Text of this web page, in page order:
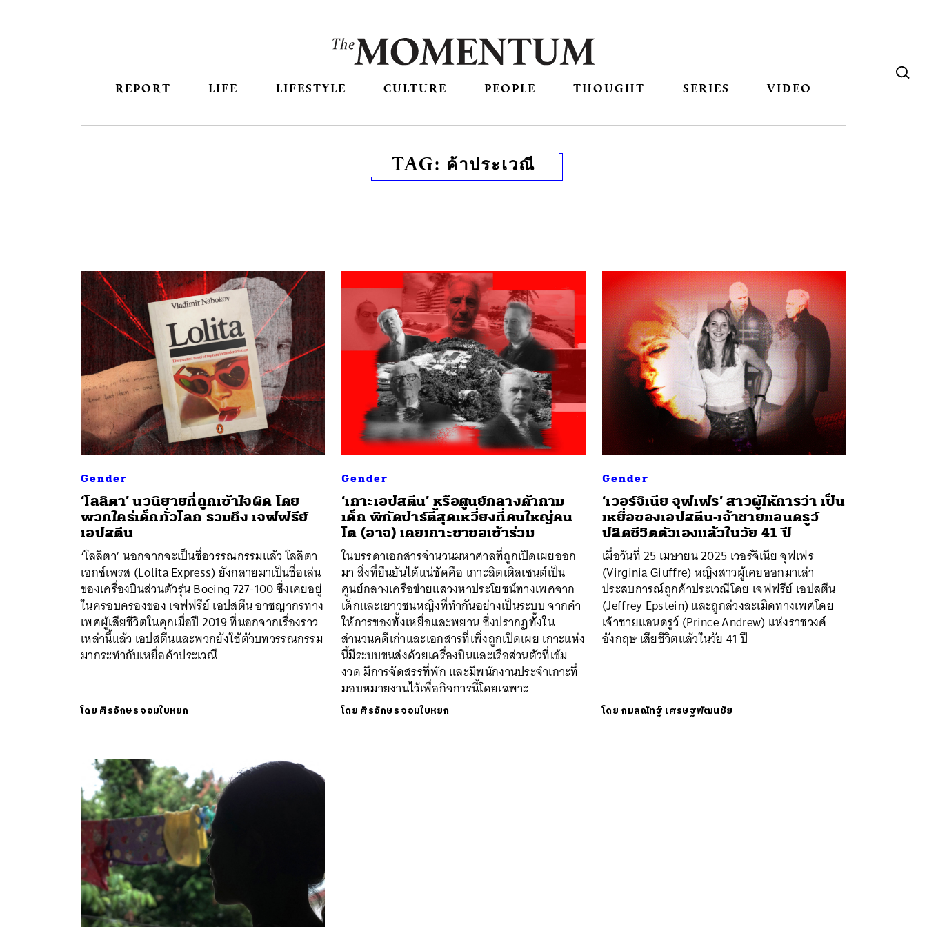
REPORT LIFE LIFESTYLE CULTURE PEOPLE THOUGHT SERIES VIDEO
TAG: ค้าประเวณี
Gender
‘โลลิตา’ นวนิยายที่ถูกเข้าใจผิด โดย
พวกใคร่เด็กทั่วโลก รวมถึง เจฟฟรีย์
เอปสตีน
‘โลลิตา’ นอกจากจะเป็นชื่อวรรณกรรมแล้ว โลลิตา
เอกซ์เพรส (Lolita Express) ยังกลายมาเป็นชื่อเล่น
ของเครื่องบินส่วนตัวรุ่น Boeing 727-100 ซึ่งเคยอยู่
ในครอบครองของ เจฟฟรีย์ เอปสตีน อาชญากรทาง
เพศผู้เสียชีวิตในคุกเมื่อปี 2019 ที่นอกจากเรื่องราว
เหล่านี้แล้ว เอปสตีนและพวกยังใช้ตัวบทวรรณกรรม
มากระทำกับเหยื่อค้าประเวณี
โดย ศิรอักษร จอมใบหยก
Gender
‘เกาะเอปสตีน’ หรือศูนย์กลางค้ากาม
เด็ก พิกัดปาร์ตี้สุดเหวี่ยงที่คนใหญ่คน
โต (อาจ) เคยเกาะขาขอเข้าร่วม
ในบรรดาเอกสารจำนวนมหาศาลที่ถูกเปิดเผยออก
มา สิ่งที่ยืนยันได้แน่ชัดคือ เกาะลิตเติลเซนต์เป็น
ศูนย์กลางเครือข่ายแสวงหาประโยชน์ทางเพศจาก
เด็กและเยาวชนหญิงที่ทำกันอย่างเป็นระบบ จากคำ
ให้การของทั้งเหยื่อและพยาน ซึ่งปรากฏทั้งใน
สำนวนคดีเก่าและเอกสารที่เพิ่งถูกเปิดเผย เกาะแห่ง
นี้มีระบบขนส่งด้วยเครื่องบินและเรือส่วนตัวที่เข้ม
งวด มีการจัดสรรที่พัก และมีพนักงานประจำเกาะที่
มอบหมายงานไว้เพื่อกิจการนี้โดยเฉพาะ
โดย ศิรอักษร จอมใบหยก
Gender
‘เวอร์จิเนีย จุฟเฟร’ สาวผู้ให้การว่า เป็น
เหยื่อของเอปสตีน-เจ้าชายแอนดรูว์
ปลิดชีวิตตัวเองแล้วในวัย 41 ปี
เมื่อวันที่ 25 เมษายน 2025 เวอร์จิเนีย จุฟเฟร
(Virginia Giuffre) หญิงสาวผู้เคยออกมาเล่า
ประสบการณ์ถูกค้าประเวณีโดย เจฟฟรีย์ เอปสตีน
(Jeffrey Epstein) และถูกล่วงละเมิดทางเพศโดย
เจ้าชายแอนดรูว์ (Prince Andrew) แห่งราชวงศ์
อังกฤษ เสียชีวิตแล้วในวัย 41 ปี
โดย กมลณัทฐ์ เศรษฐพัฒนชัย